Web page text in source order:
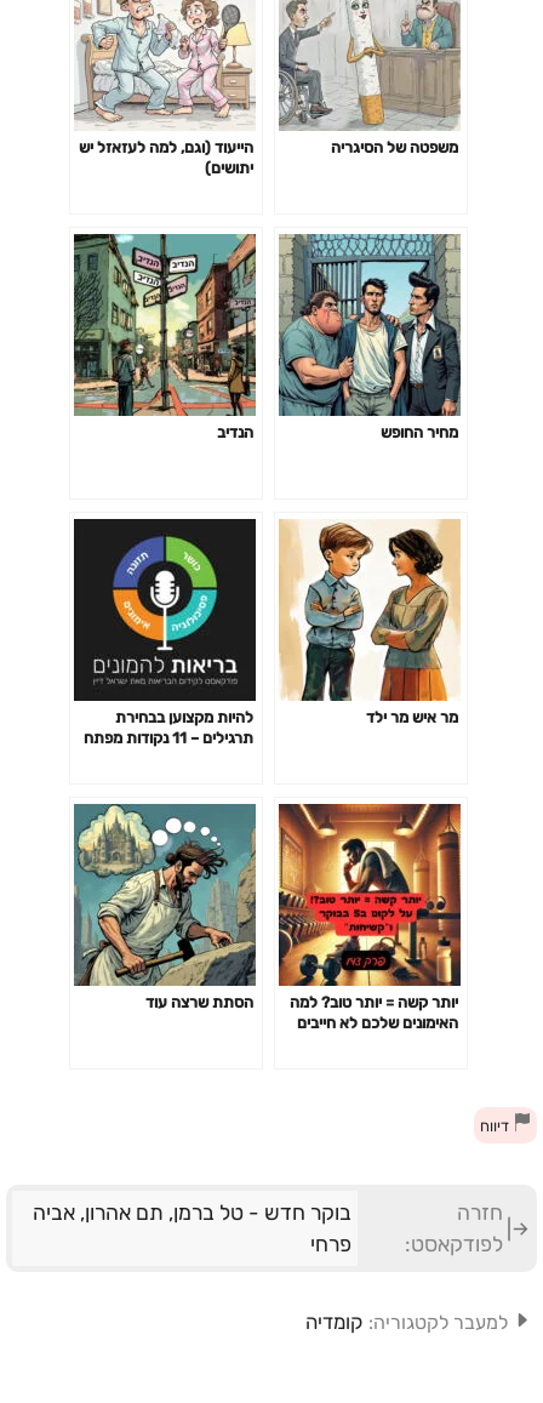
משפטה של הסיגריה
הייעוד (וגם, למה לעזאזל יש
יתושים)
מחיר החופש הנדיב
מר איש מר ילד
להיות מקצוען בבחירת
תרגילים – 11 נקודות מפתח
יותר קשה = יותר טוב? למה
האימונים שלכם לא חייבים
הסתת שרצה עוד
דיווח
חזרה
לפודקאסט:
בוקר חדש - טל ברמן, תם אהרון, אביה
פרחי
למעבר לקטגוריה: קומדיה